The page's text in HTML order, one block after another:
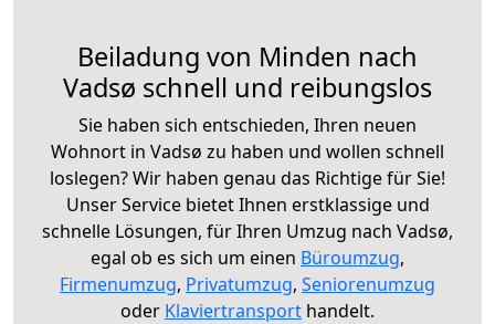
Beiladung von Minden nach
Vadsø schnell und reibungslos
Sie haben sich entschieden, Ihren neuen
Wohnort in Vadsø zu haben und wollen schnell
loslegen? Wir haben genau das Richtige für Sie!
Unser Service bietet Ihnen erstklassige und
schnelle Lösungen, für Ihren Umzug nach Vadsø,
egal ob es sich um einen Büroumzug,
Firmenumzug, Privatumzug, Seniorenumzug
oder Klaviertransport handelt.